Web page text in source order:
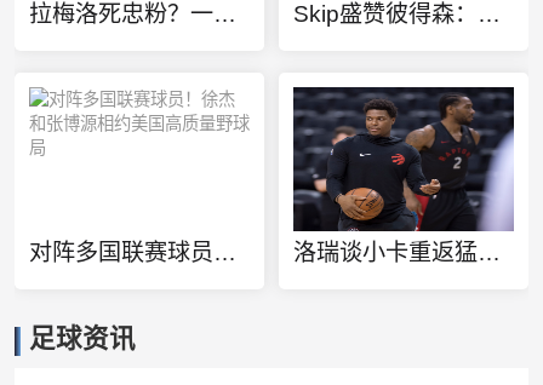
拉梅洛死忠粉？一球迷100%还原拉梅洛·鲍尔的满背纹身 Skip盛赞彼得森：选秀前我就说了 他会是本届最强球员
对阵多国联赛球员！徐杰和张博源相约美国高质量野球局 洛瑞谈小卡重返猛龙：球队想再夺一个冠军 这一切都将从小卡开始
足球资讯